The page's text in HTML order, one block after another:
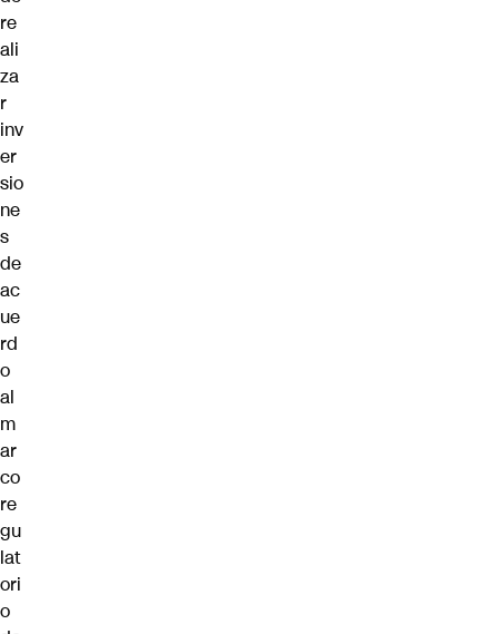
re
ali
za
r
inv
er
sio
ne
s
de
ac
ue
rd
o
al
m
ar
co
re
gu
lat
ori
o